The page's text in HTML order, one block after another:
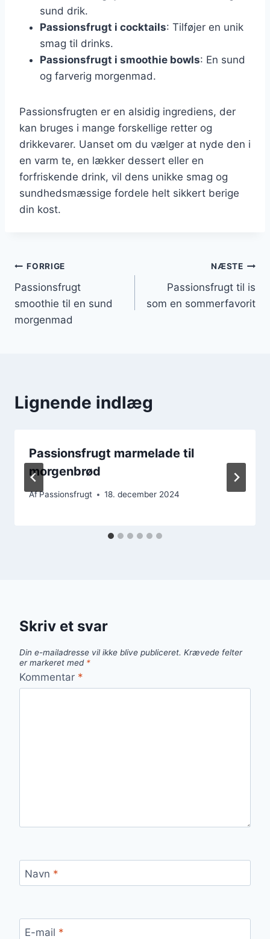
sund drik.
Passionsfrugt i cocktails: Tilføjer en unik
smag til drinks.
Passionsfrugt i smoothie bowls: En sund
og farverig morgenmad.
Passionsfrugten er en alsidig ingrediens, der
kan bruges i mange forskellige retter og
drikkevarer. Uanset om du vælger at nyde den i
en varm te, en lækker dessert eller en
forfriskende drink, vil dens unikke smag og
sundhedsmæssige fordele helt sikkert berige
din kost.
Indlægsnavigation
FORRIGE
Passionsfrugt
smoothie til en sund
morgenmad
NÆSTE
Passionsfrugt til is
som en sommerfavorit
Lignende indlæg
Passionsfrugt marmelade til
morgenbrød
AfPassionsfrugt 18. december 2024
Skriv et svar
Din e-mailadresse vil ikke blive publiceret. Krævede felter
er markeret med *
Kommentar *
Navn *
E-mail *